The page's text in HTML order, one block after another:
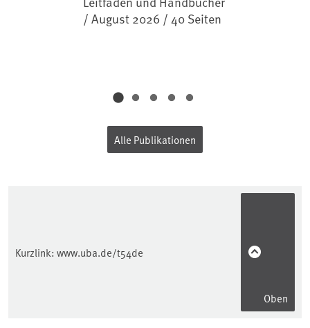
/ August 2026 / 40 Seiten
Alle Publikationen
Kurzlink: www.uba.de/t54de
Oben